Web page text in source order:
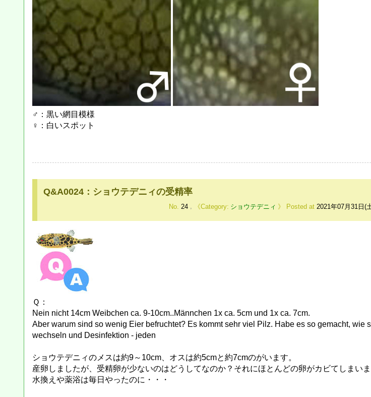
♂：黒い網目模様
♀：白いスポット
Q&A0024：ショウテデニィの受精率
No. 24 , ショウテデニィ Posted at 2021年07月31日(
Ｑ：
Nein nicht 14cm Weibchen ca. 9-10cm..Männchen 1x ca. 5cm und 1x ca. 7cm.
Aber warum sind so wenig Eier befruchtet? Es kommt sehr viel Pilz. Habe es so gemacht, wie
wechseln und Desinfektion - jeden
ショウテデニィのメスは約9～10cm、オスは約5cmと約7cmのがいます。
産卵しましたが、受精卵が少ないのはどうしてなのか？それにほとんどの卵がカビてしまいま
水換えや薬浴は毎日やったのに・・・